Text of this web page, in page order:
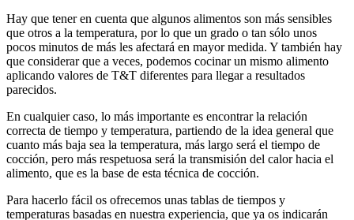
Hay que tener en cuenta que algunos alimentos son más sensibles
que otros a la temperatura, por lo que un grado o tan sólo unos
pocos minutos de más les afectará en mayor medida. Y también hay
que considerar que a veces, podemos cocinar un mismo alimento
aplicando valores de T&T diferentes para llegar a resultados
parecidos.
En cualquier caso, lo más importante es encontrar la relación
correcta de tiempo y temperatura, partiendo de la idea general que
cuanto más baja sea la temperatura, más largo será el tiempo de
cocción, pero más respetuosa será la transmisión del calor hacia el
alimento, que es la base de esta técnica de cocción.
Para hacerlo fácil os ofrecemos unas tablas de tiempos y
temperaturas basadas en nuestra experiencia, que ya os indicarán